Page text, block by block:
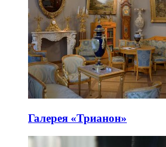
Галерея «Трианон»